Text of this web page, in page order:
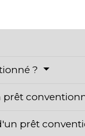
?
prêt